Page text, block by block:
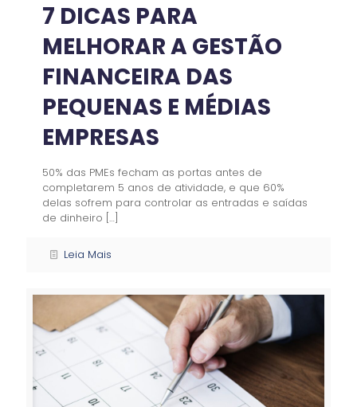
7 DICAS PARA
MELHORAR A GESTÃO
FINANCEIRA DAS
PEQUENAS E MÉDIAS
EMPRESAS
50% das PMEs fecham as portas antes de
completarem 5 anos de atividade, e que 60%
delas sofrem para controlar as entradas e saídas
de dinheiro […]
Leia Mais